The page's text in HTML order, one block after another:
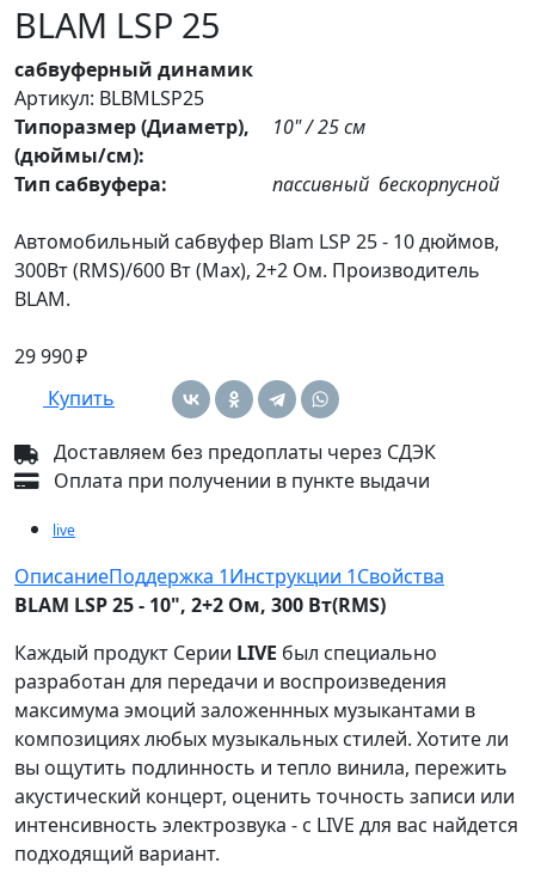
BLAM LSP 25
сабвуферный динамик
Артикул: BLBMLSP25
Типоразмер (Диаметр),
(дюймы/см):
10" / 25 см
Тип сабвуфера: пассивный бескорпусной
Автомобильный сабвуфер Blam LSP 25 - 10 дюймов,
300Вт (RMS)/600 Вт (Max), 2+2 Ом. Производитель
BLAM.
29 990 ₽
Купить
Доставляем без предоплаты через СДЭК
Оплата при получении в пункте выдачи
live
ОписаниеПоддержка 1Инструкции 1Свойства
BLAM LSP 25 - 10", 2+2 Ом, 300 Вт(RMS)
Каждый продукт Серии LIVE был специально
разработан для передачи и воспроизведения
максимума эмоций заложеннных музыкантами в
композициях любых музыкальных стилей. Хотите ли
вы ощутить подлинность и тепло винила, пережить
акустический концерт, оценить точность записи или
интенсивность электрозвука - с LIVE для вас найдется
подходящий вариант.